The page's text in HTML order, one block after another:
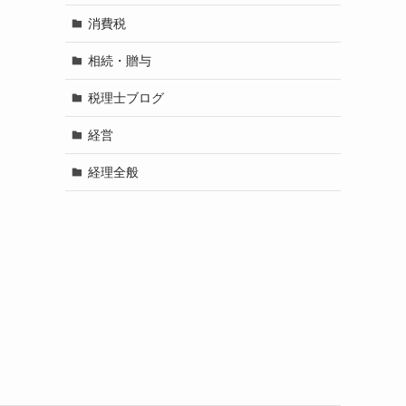
消費税
相続・贈与
税理士ブログ
経営
経理全般